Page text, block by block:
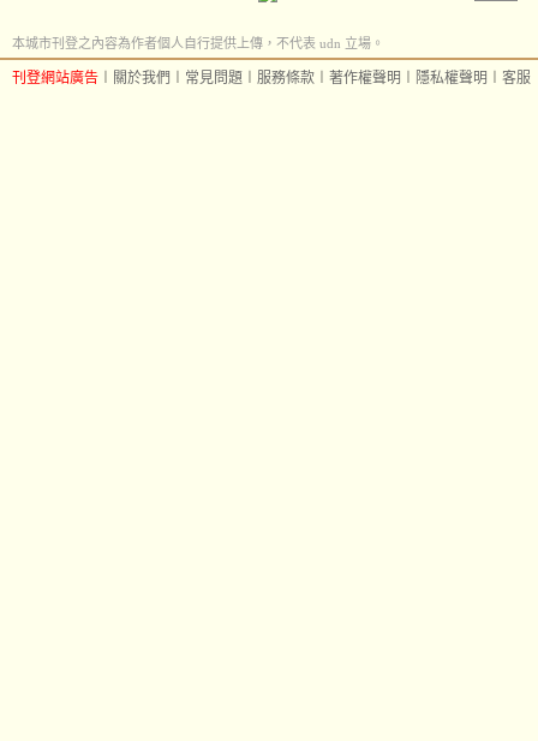
本城市刊登之內容為作者個人自行提供上傳，不代表 udn 立場。
刊登網站廣告 關於我們 常見問題 服務條款 著作權聲明 隱私權聲明 客服